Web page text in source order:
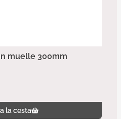
muelle 300mm
la cesta